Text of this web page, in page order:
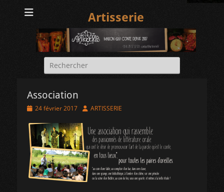
Artisserie
Rechercher :
Association
Posted
24 février 2017 Author
ARTISSERIE